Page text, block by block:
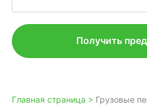
Получить
Главная страница > Грузовые